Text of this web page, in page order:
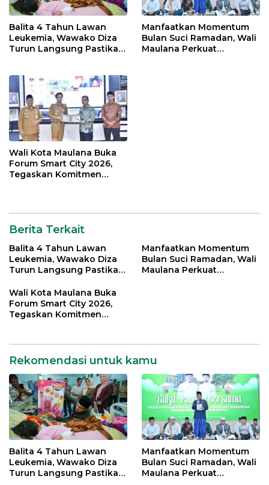
Balita 4 Tahun Lawan
Leukemia, Wawako Diza
Turun Langsung Pastikan
Manfaatkan Momentum
Bulan Suci Ramadan, Wali
Maulana Perkuat
Wali Kota Maulana Buka
Forum Smart City 2026,
Tegaskan Komitmen
Berita Terkait
Balita 4 Tahun Lawan
Leukemia, Wawako Diza
Turun Langsung Pastikan
Manfaatkan Momentum
Bulan Suci Ramadan, Wali
Maulana Perkuat
Wali Kota Maulana Buka
Forum Smart City 2026,
Tegaskan Komitmen
Rekomendasi untuk kamu
Balita 4 Tahun Lawan
Leukemia, Wawako Diza
Turun Langsung Pastikan
Manfaatkan Momentum
Bulan Suci Ramadan, Wali
Maulana Perkuat